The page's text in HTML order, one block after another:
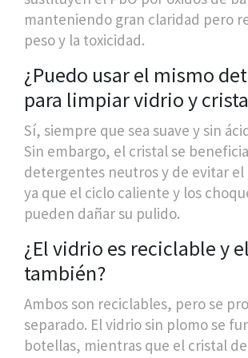
manteniendo gran claridad pero
peso y la toxicidad.
¿Puedo usar el mismo
para limpiar vidrio y
Sí, siempre que sea suave y sin
Sin embargo, el cristal se
detergentes neutros y de evitar el
ya que el ciclo caliente y los
pueden dañar su pulido.
¿El vidrio es reciclable y
también?
Ambos son reciclables, pero se
separado. El vidrio sin plomo se
botellas, mientras que el cristal